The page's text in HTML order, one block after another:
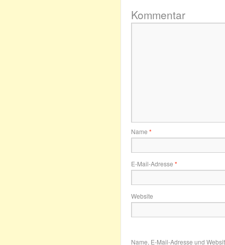
Kommentar
Name *
E-Mail-Adresse *
Website
Name, E-Mail-Adresse und